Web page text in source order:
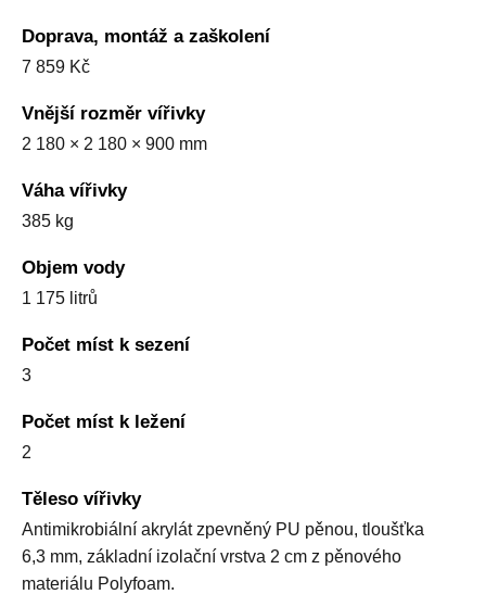
Doprava, montáž a zaškolení
7 859 Kč
Vnější rozměr vířivky
2 180 × 2 180 × 900 mm
Váha vířivky
385 kg
Objem vody
1 175 litrů
Počet míst k sezení
3
Počet míst k ležení
2
Těleso vířivky
Antimikrobiální akrylát zpevněný PU pěnou, tloušťka
6,3 mm, základní izolační vrstva 2 cm z pěnového
materiálu Polyfoam.